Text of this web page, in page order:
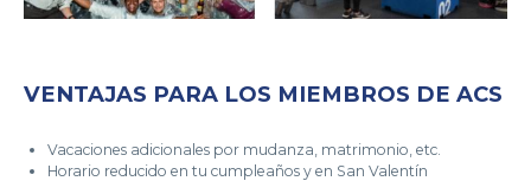
VENTAJAS PARA LOS MIEMBROS DE ACS
Vacaciones adicionales por mudanza, matrimonio, etc.
Horario reducido en tu cumpleaños y en San Valentín